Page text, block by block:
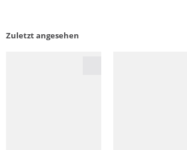
Zuletzt angesehen